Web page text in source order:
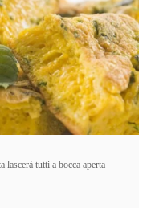
lascerà tutti a bocca aperta